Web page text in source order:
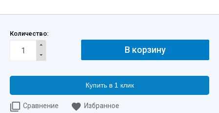
Количество:
Купить в 1 клик
Сравнение Избранное